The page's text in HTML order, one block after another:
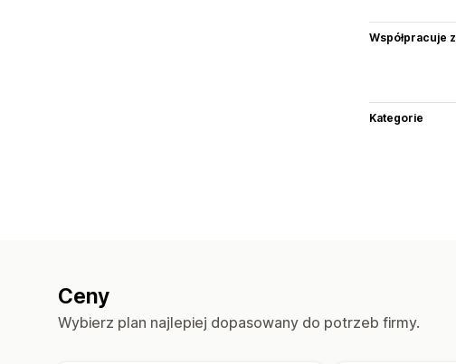
Współpracuje z
Kategorie
Ceny
Wybierz plan najlepiej dopasowany do potrzeb firmy.